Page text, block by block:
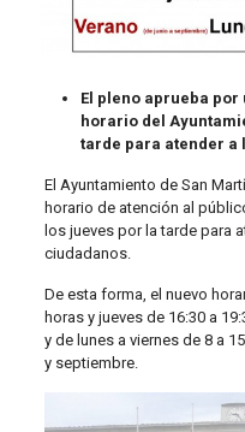
El pleno aprueba
horario del
tarde para atender a
El Ayuntamiento de San
horario de atención al
los jueves por la tarde para
ciudadanos.
De esta forma, el nuevo
horas y jueves de 16:30 a
y de lunes a viernes de 8 a
y septiembre.